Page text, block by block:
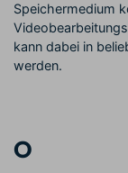
Speichermedium
kann dabei in
werden.
O